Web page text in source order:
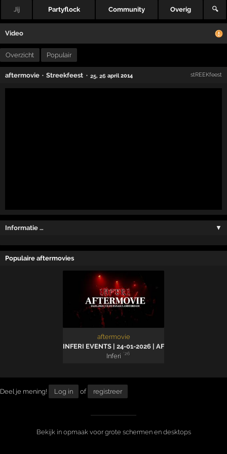
Jij Partyflock Community Overig 🔍
Video
Overzicht Populair
aftermovie · Streekfeest · 25, 26april 2014 stREEKfeest
Informatie … ▼
Populaire aftermovies
aftermovie
INFERI EVENTS | 24-01-2026 | AFTERMOVIE
Inferi
'26
Deel je mening! Log in of registreer
Bekijk in opmaak voor grote schermen en desktops